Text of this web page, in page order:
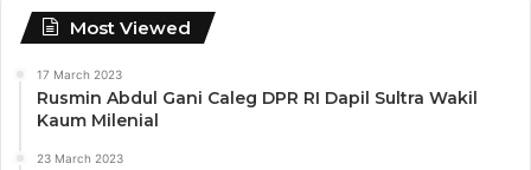
Most Viewed
17 March 2023
Rusmin Abdul Gani Caleg DPR RI Dapil Sultra Wakil
Kaum Milenial
23 March 2023